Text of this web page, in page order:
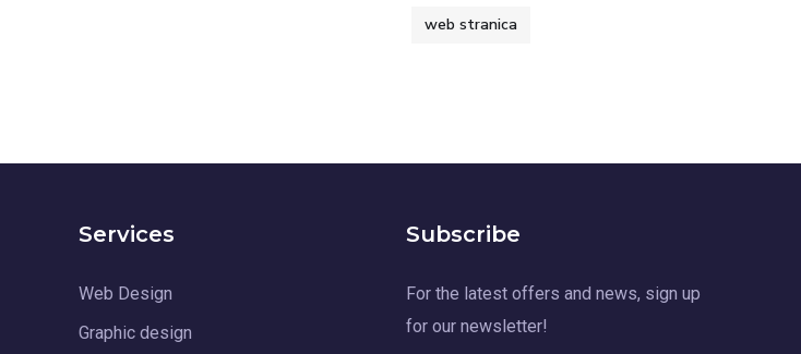
web stranica
Services
Web Design
Graphic design
Subscribe
For the latest offers and news, sign up
for our newsletter!